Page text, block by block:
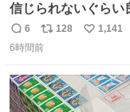
信じられないぐらい
返
信
6
リ
ポ
ト
数
128
い
数
1,141
6時間前